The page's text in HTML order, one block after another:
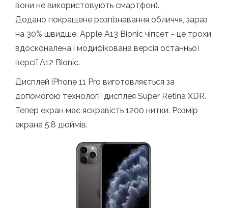
вони не використовують смартфон).
Додано покращене розпізнавання обличчя, зараз
на 30% швидше. Apple A13 Bionic чіпсет - це трохи
вдосконалена і модифікована версія останньої
версії A12 Bionic.
Дисплей iPhone 11 Pro виготовляється за
допомогою технології дисплея Super Retina XDR.
Тепер екран має яскравість 1200 нитки. Розмір
екрана 5.8 дюймів.